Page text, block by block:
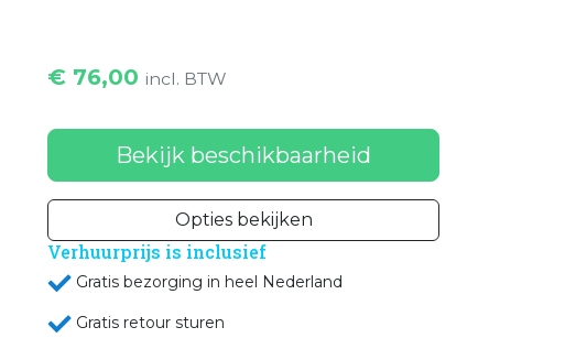
€ 76,00 incl. BTW
Bekijk beschikbaarheid
Opties bekijken
Verhuurprijs is inclusief
Gratis bezorging in heel Nederland
Gratis retour sturen